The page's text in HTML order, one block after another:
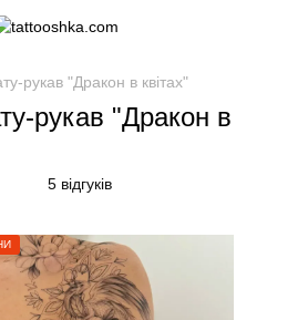
рукав "Дракон в квітах"
рукав "Дракон в
5 відгуків